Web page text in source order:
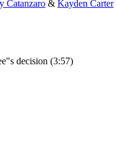
Catanzaro & Kayden Carter
decision (3:57)